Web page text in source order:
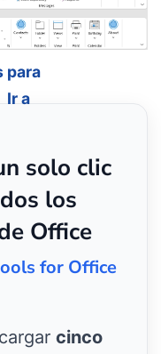
para
Ir a
solo clic
los
Office
for Office
cinco